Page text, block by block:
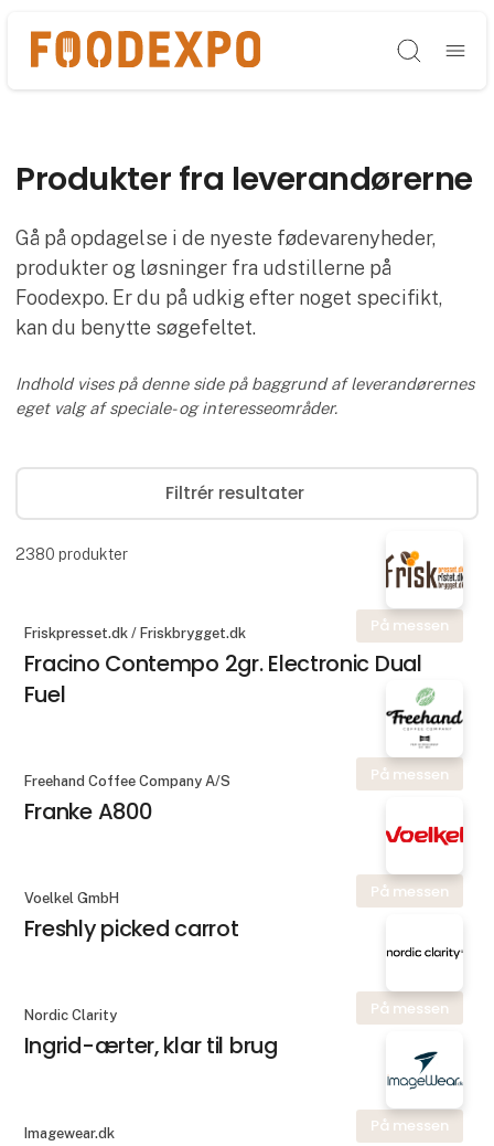
Søg
Produkter fra leverandørerne
Gå på opdagelse i de nyeste fødevarenyheder,
produkter og løsninger fra udstillerne på
Foodexpo. Er du på udkig efter noget specifikt,
kan du benytte søgefeltet.
Indhold vises på denne side på baggrund af leverandørernes
eget valg af speciale- og interesseområder.
Filtrér resultater
2380 produkter
På messen
Friskpresset.dk / Friskbrygget.dk
Fracino Contempo 2gr. Electronic Dual
Fuel
På messen
Freehand Coffee Company A/S
Franke A800
På messen
Voelkel GmbH
Freshly picked carrot
På messen
Nordic Clarity
Ingrid-ærter, klar til brug
På messen
Imagewear.dk